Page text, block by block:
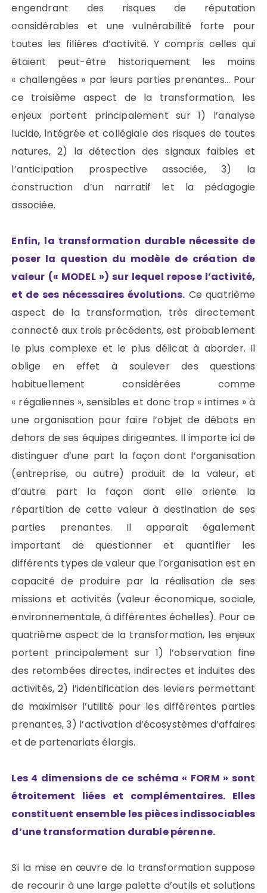
engendrant des risques de réputation
considérables et une vulnérabilité forte pour
toutes les filières d’activité. Y compris celles qui
étaient peut-être historiquement les moins
« challengées » par leurs parties prenantes… Pour
ce troisième aspect de la transformation, les
enjeux portent principalement sur 1) l’analyse
lucide, intégrée et collégiale des risques de toutes
natures, 2) la détection des signaux faibles et
l’anticipation prospective associée, 3) la
construction d’un narratif let la pédagogie
associée.
Enfin, la transformation durable nécessite de
poser la question du modèle de création de
valeur (« MODEL ») sur lequel repose l’activité,
et de ses nécessaires évolutions. Ce quatrième
aspect de la transformation, très directement
connecté aux trois précédents, est probablement
le plus complexe et le plus délicat à aborder. Il
oblige en effet à soulever des questions
habituellement considérées comme
« régaliennes », sensibles et donc trop « intimes » à
une organisation pour faire l’objet de débats en
dehors de ses équipes dirigeantes. Il importe ici de
distinguer d’une part la façon dont l’organisation
(entreprise, ou autre) produit de la valeur, et
d’autre part la façon dont elle oriente la
répartition de cette valeur à destination de ses
parties prenantes. Il apparaît également
important de questionner et quantifier les
différents types de valeur que l’organisation est en
capacité de produire par la réalisation de ses
missions et activités (valeur économique, sociale,
environnementale, à différentes échelles). Pour ce
quatrième aspect de la transformation, les enjeux
portent principalement sur 1) l’observation fine
des retombées directes, indirectes et induites des
activités, 2) l’identification des leviers permettant
de maximiser l’utilité pour les différentes parties
prenantes, 3) l’activation d’écosystèmes d’affaires
et de partenariats élargis.
Les 4 dimensions de ce schéma « FORM » sont
étroitement liées et complémentaires. Elles
constituent ensemble les pièces indissociables
d’une transformation durable pérenne.
Si la mise en œuvre de la transformation suppose
de recourir à une large palette d’outils et solutions